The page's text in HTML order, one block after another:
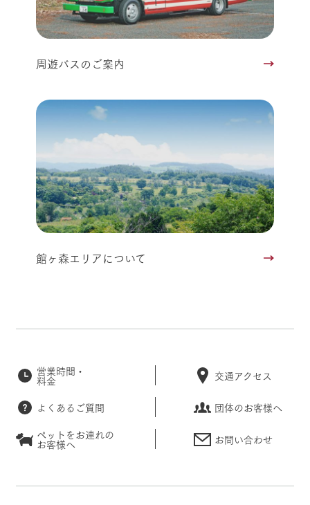
周遊バスのご案内
館ヶ森エリアについて
営業時間・
料金 交通アクセス
よくあるご質問
団体のお客様へ
ペットをお連れの
お客様へ お問い合わせ